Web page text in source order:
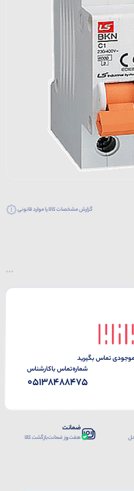
گزارش مشخصات کالا یا موارد قانونی
تماس بگیرید
شماره‌تماس‌ با‌کارشناس
05138488475
ضمانت
هفت روز ضمانت بازگشت کالا